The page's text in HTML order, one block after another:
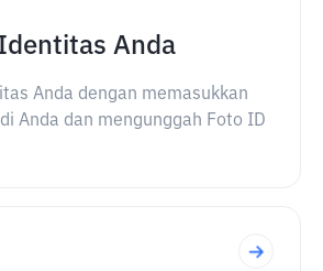
Anda
Anda dengan memasukkan
Anda dan mengunggah Foto ID